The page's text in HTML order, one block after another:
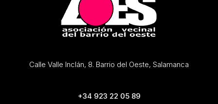
Calle Valle Inclán, 8. Barrio del Oeste, Salamanca
+34 923 22 05 89